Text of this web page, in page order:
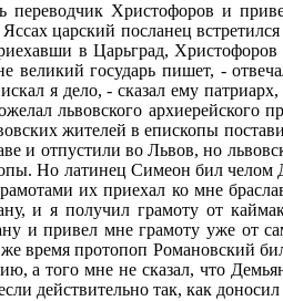
Христофоров и
царский посланец
в Царьград, Христофоров
государь пишет, -
я дело, - сказал ему
львовского архиерейского
жителей в епископы
и отпустили во Львов, но
Но латинец Симеон бил челом
их приехал ко мне
и я получил грамоту от
и привел мне грамоту уже от
время протопоп Романовский
а того мне не сказал, что
действительно так, как